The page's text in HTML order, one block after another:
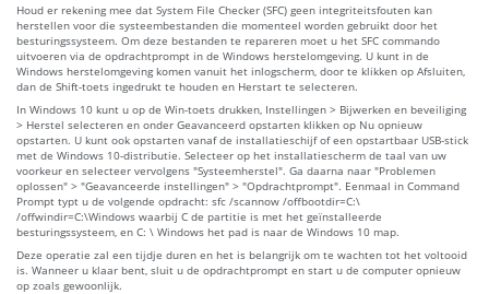
Houd er rekening mee dat System File Checker (SFC) geen integriteitsfouten kan
herstellen voor die systeembestanden die momenteel worden gebruikt door het
besturingssysteem. Om deze bestanden te repareren moet u het SFC commando
uitvoeren via de opdrachtprompt in de Windows herstelomgeving. U kunt in de
Windows herstelomgeving komen vanuit het inlogscherm, door te klikken op Afsluiten,
dan de Shift-toets ingedrukt te houden en Herstart te selecteren.
In Windows 10 kunt u op de Win-toets drukken, Instellingen > Bijwerken en beveiliging
> Herstel selecteren en onder Geavanceerd opstarten klikken op Nu opnieuw
opstarten. U kunt ook opstarten vanaf de installatieschijf of een opstartbaar USB-stick
met de Windows 10-distributie. Selecteer op het installatiescherm de taal van uw
voorkeur en selecteer vervolgens "Systeemherstel". Ga daarna naar "Problemen
oplossen" > "Geavanceerde instellingen" > "Opdrachtprompt". Eenmaal in Command
Prompt typt u de volgende opdracht: sfc /scannow /offbootdir=C:\
/offwindir=C:\Windows waarbij C de partitie is met het geïnstalleerde
besturingssysteem, en C: \ Windows het pad is naar de Windows 10 map.
Deze operatie zal een tijdje duren en het is belangrijk om te wachten tot het voltooid
is. Wanneer u klaar bent, sluit u de opdrachtprompt en start u de computer opnieuw
op zoals gewoonlijk.